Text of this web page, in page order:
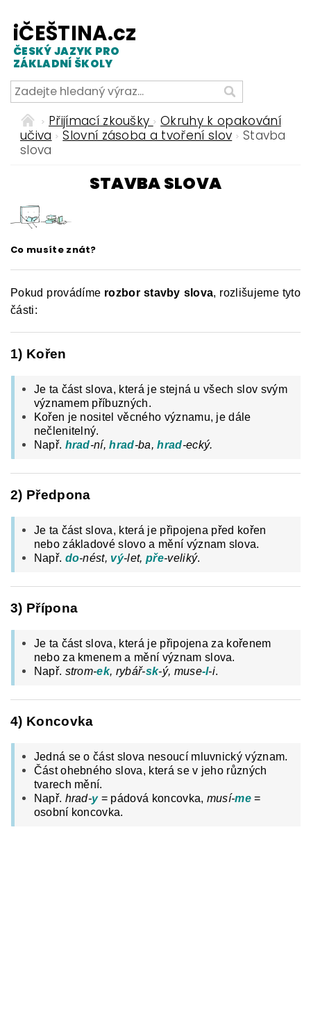
iČEŠTINA.cz
ČESKÝ JAZYK PRO
ZÁKLADNÍ ŠKOLY
Přijímací zkoušky
Okruhy k opakování
učiva
Slovní zásoba a tvoření slov
Stavba
slova
STAVBA SLOVA
Co musíte znát?
Pokud provádíme rozbor stavby slova, rozlišujeme tyto
části:
1) Kořen
Je ta část slova, která je stejná u všech slov svým
významem příbuzných.
Kořen je nositel věcného významu, je dále
nečlenitelný.
Např. hrad-ní,hrad-ba,hrad-ecký.
2) Předpona
Je ta část slova, která je připojena před kořen
nebo základové slovo a mění význam slova.
Např. do-nést, vý-let, pře-veliký.
3) Přípona
Je ta část slova, která je připojena za kořenem
nebo za kmenem a mění význam slova.
Např. strom-ek, rybář-sk-ý, muse-l-i.
4) Koncovka
Jedná se o část slova nesoucí mluvnický význam.
Část ohebného slova, která se v jeho různých
tvarech mění.
Např. hrad-y= pádová koncovka, musí-me =
osobní koncovka.